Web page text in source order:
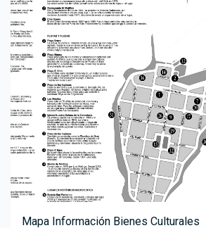
Mapa Información Bienes Culturales